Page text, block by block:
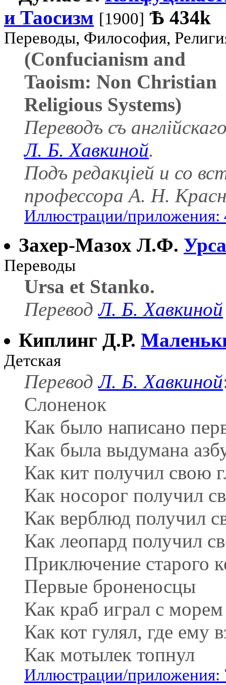
и Таосизм [1900] Ѣ 434k
Переводы, Философия,
(Confucianism and
Taoism: Non Christian
Religious Systems)
Переводъ съ
Л. Б. Хавкиной.
Подъ редакціей и со
профессора А. Н.
Иллюстрации/приложения:
Захер-Мазох Л.Ф.
Переводы
Ursa et Stanko.
ПереводЛ. Б. Хавкиной
Киплинг Д.Р.
Детская
ПереводЛ. Б. Хавкиной
Слоненок
Как было написано
Как была выдумана
Как кит получил свою
Как носорог получил
Как верблюд получил
Как леопард получил
Приключение старого
Первые броненосцы
Как краб играл с морем
Как кот гулял, где ему
Как мотылек топнул
Иллюстрации/приложения: